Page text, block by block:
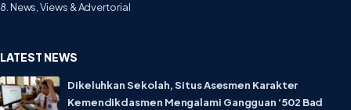
8. News, Views & Advertorial
LATEST NEWS
Dikeluhkan Sekolah, Situs Asesmen Karakter
Kemendikdasmen Mengalami Gangguan ‘502 Bad